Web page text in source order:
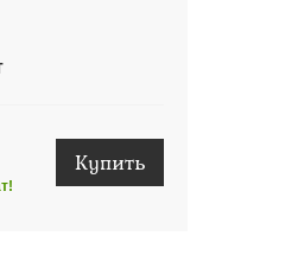
Купить